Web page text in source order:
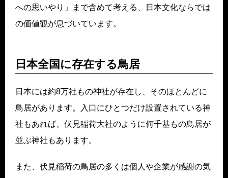
への思いやり」まで含めて考える、日本文化ならでは
の価値観が息づいています。
日本全国に存在する鳥居
日本には約8万社もの神社が存在し、そのほとんどに
鳥居があります。入口にひとつだけ設置されている神
社もあれば、伏見稲荷大社のように何千基もの鳥居が
並ぶ神社もあります。
また、伏見稲荷の鳥居の多くは個人や企業が感謝の気